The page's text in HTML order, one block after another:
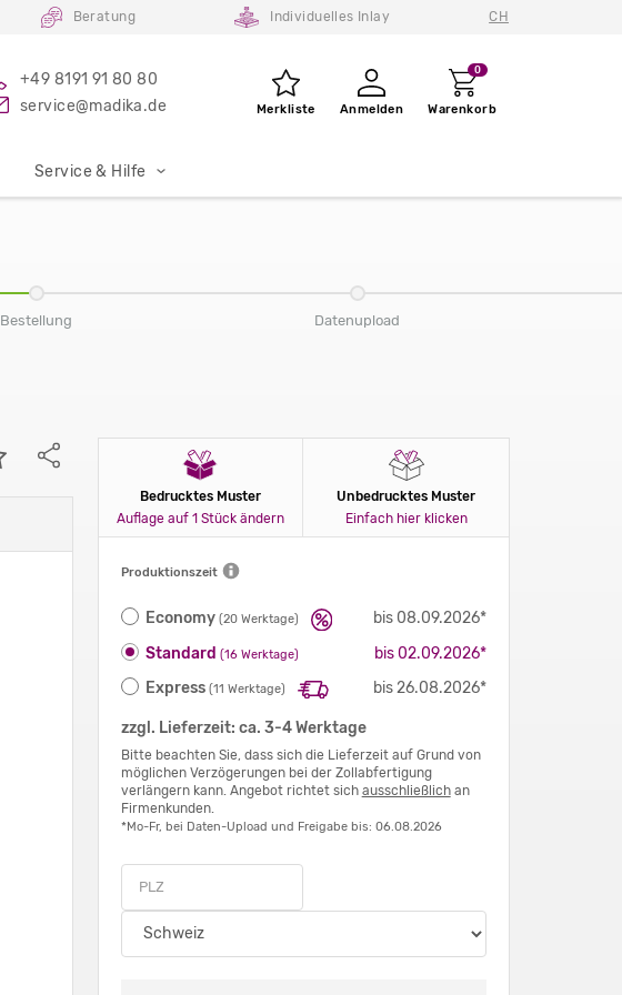
Beratung Individuelles Inlay CH
+49 8191 91 80 80
service@madika.de
Merkliste Anmelden
0
Warenkorb
Service & Hilfe
Bestellung Datenupload
Bedrucktes Muster
Auflage auf 1 Stück ändern
Unbedrucktes Muster
Einfach hier klicken
Produktionszeit
Economy (20 Werktage)
bis 08.09.2026*
Standard (16 Werktage)
bis 02.09.2026*
Express (11 Werktage) bis 26.08.2026*
zzgl. Lieferzeit: ca. 3-4 Werktage
Bitte beachten Sie, dass sich die Lieferzeit auf Grund von
möglichen Verzögerungen bei der Zollabfertigung
verlängern kann. Angebot richtet sich ausschließlichan
Firmenkunden.
*Mo-Fr, bei Daten-Upload und Freigabe bis: 06.08.2026